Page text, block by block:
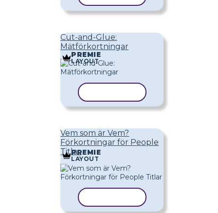
Cut-and-Glue:
Mätförkortningar
PREMIE
LAYOUT
Vem som är Vem?
Förkortningar för People
TitlarPREMIE
LAYOUT